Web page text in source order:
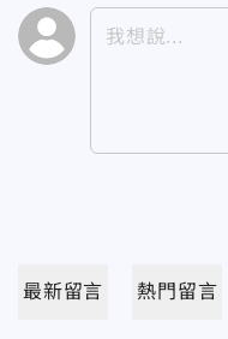
最新留言 熱門留言